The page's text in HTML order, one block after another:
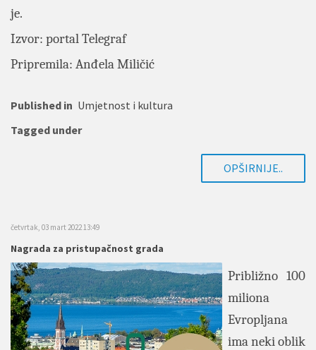
je.
Izvor: portalTelegraf
Pripremila: Anđela Miličić
Published in Umjetnost i kultura
Tagged under
OPŠIRNIJE..
četvrtak, 03 mart 2022 13:49
Nagrada za pristupačnost grada
Približno 100
miliona
Evropljana
ima neki oblik